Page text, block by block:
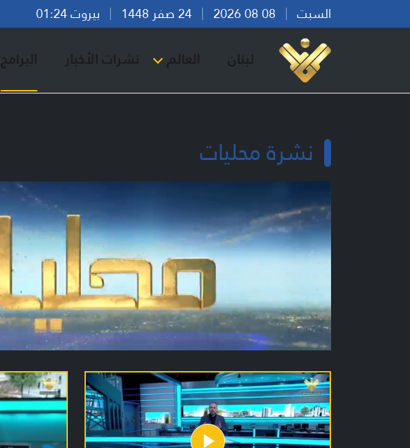
السبت بيروت 01:24
لبنان العالم نشرات الأخبار البرامج
نشرة محليات